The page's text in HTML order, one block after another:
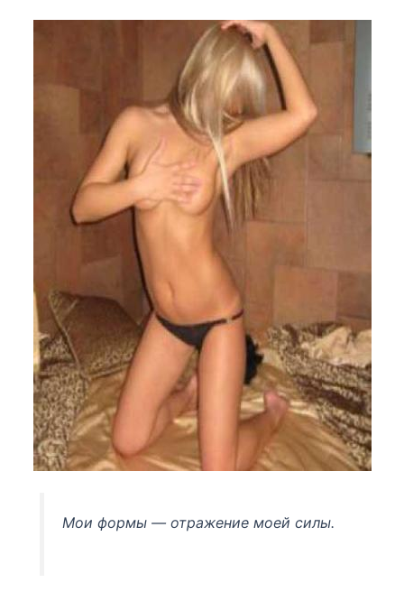
Мои формы — отражение моей силы.